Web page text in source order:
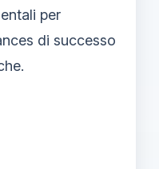
per
di successo